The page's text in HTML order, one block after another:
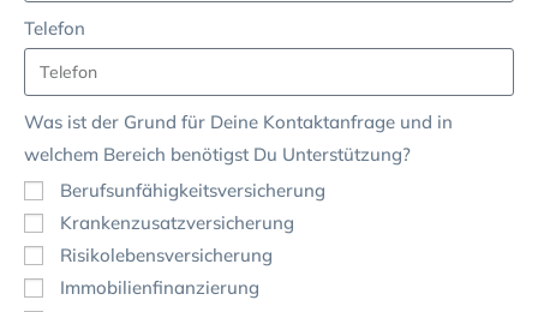
Telefon
Was ist der Grund für Deine Kontaktanfrage und in
welchem Bereich benötigst Du Unterstützung?
Berufsunfähigkeitsversicherung
Krankenzusatzversicherung
Risikolebensversicherung
Immobilienfinanzierung